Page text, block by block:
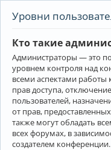
Уровни
Кто такие
Администраторы — это
уровнем контроля над
всеми аспектами
прав доступа,
пользователей,
от прав,
также могут обладать
всех форумах, в
создателем конференции.